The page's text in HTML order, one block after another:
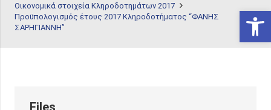
Οικονομικά στοιχεία Κληροδοτημάτων 2017
Προϋπολογισμός έτους 2017 Κληροδοτήματος “ΦΑΝΗΣ
ΣΑΡΗΓΙΑΝΝΗ”